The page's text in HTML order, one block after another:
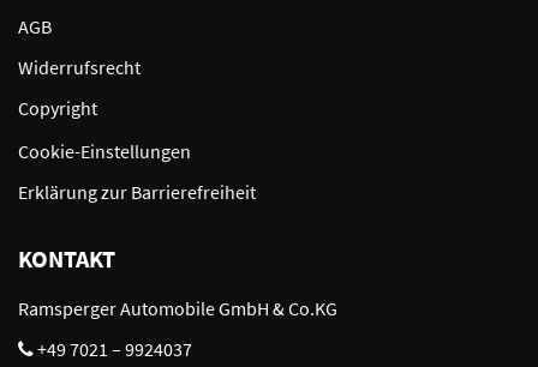
AGB
Widerrufsrecht
Copyright
Cookie-Einstellungen
Erklärung zur Barrierefreiheit
KONTAKT
Ramsperger Automobile GmbH & Co.KG
+49 7021 – 9924037